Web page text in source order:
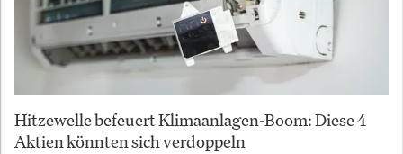
Hitzewelle befeuert Klimaanlagen-Boom: Diese 4
Aktien könnten sich verdoppeln